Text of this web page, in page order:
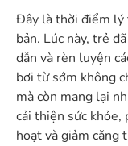
Đây là thời điểm lý
bản. Lúc này, trẻ
dẫn và rèn luyện
bơi từ sớm không
mà còn mang lại
cải thiện sức
hoạt và giảm căng